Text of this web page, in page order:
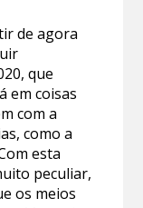
de agora
que
em coisas
com a
como a
esta
peculiar,
os meios